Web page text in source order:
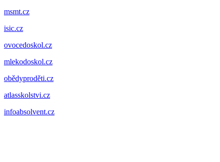
msmt.cz
isic.cz
ovocedoskol.cz
mlekodoskol.cz
obědyproděti.cz
atlasskolstvi.cz
infoabsolvent.cz